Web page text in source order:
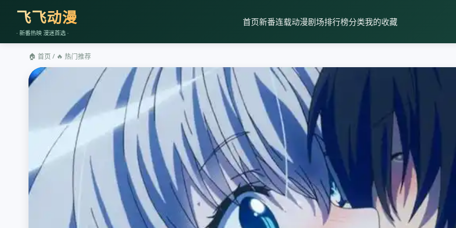
飞飞动漫
· 新番热映 漫迷首选 ·
首页新番连载动漫剧场排行榜分类我的收藏
🏠 首页 / 🔥 热门推荐